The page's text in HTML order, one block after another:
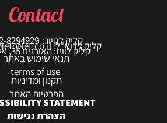
Contact
קליק לחיוג: 052-8294929
קליק לדוא"ל: Shai@NetoNet.co.il
קליק לוויז: האורגים 35, אשדוד
תנאי שימוש באתר
תקנון ומדיניות
הפרטיות האתר
STATEMENT
הצהרת נגישות